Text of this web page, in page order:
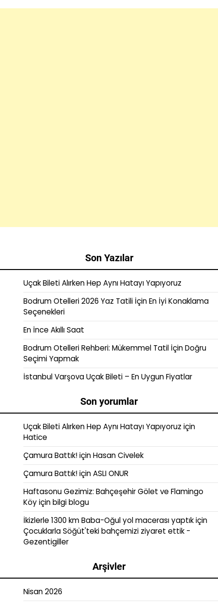
Son Yazılar
Uçak Bileti Alırken Hep Aynı Hatayı Yapıyoruz
Bodrum Otelleri 2026 Yaz Tatili İçin En İyi Konaklama
Seçenekleri
En İnce Akıllı Saat
Bodrum Otelleri Rehberi: Mükemmel Tatil İçin Doğru
Seçimi Yapmak
İstanbul Varşova Uçak Bileti – En Uygun Fiyatlar
Son yorumlar
Uçak Bileti Alırken Hep Aynı Hatayı Yapıyoruz için
Hatice
Çamura Battık!içinHasan Civelek
Çamura Battık!içinASLI ONUR
Haftasonu Gezimiz: Bahçeşehir Gölet ve Flamingo
Köyiçinbilgi blogu
İkizlerle 1300 km Baba-Oğul yol macerası yaptıkiçin
Çocuklarla Söğüt'teki bahçemizi ziyaret ettik -
Gezentigiller
Arşivler
Nisan 2026